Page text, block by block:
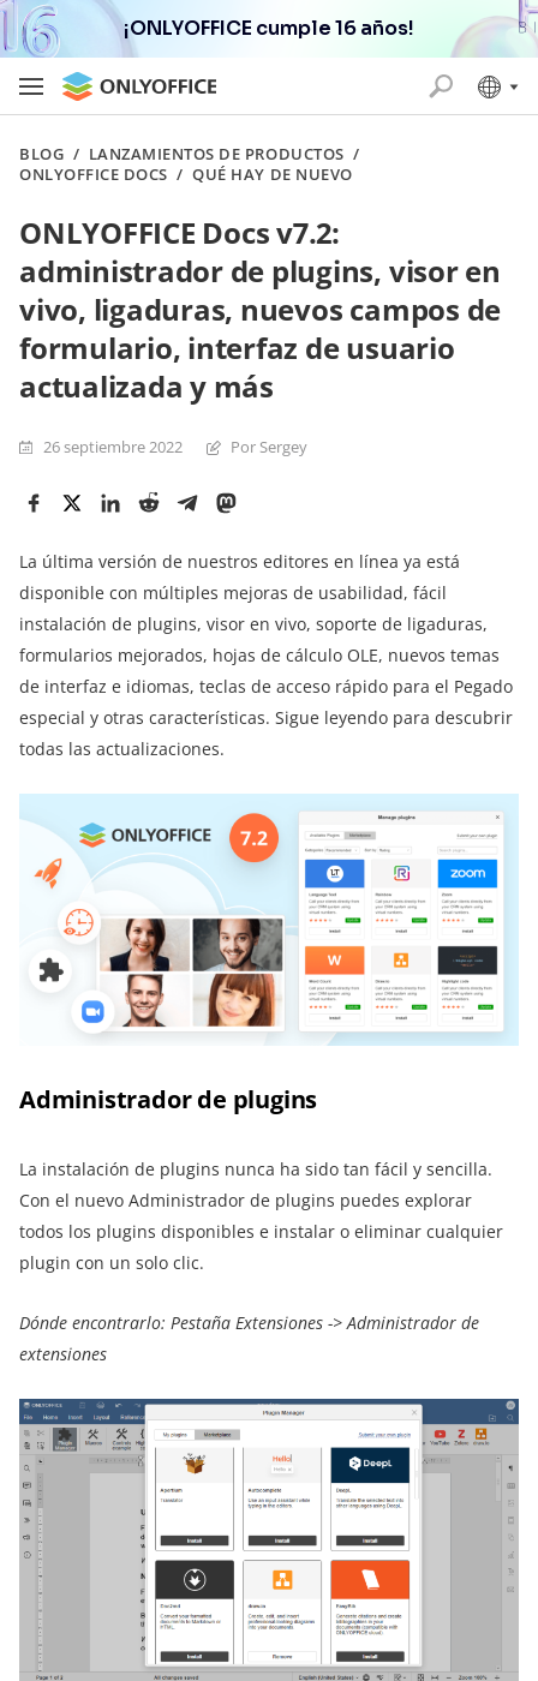
¡ONLYOFFICE cumple 16 años!
BLOG / LANZAMIENTOS DE PRODUCTOS /
ONLYOFFICE DOCS /QUÉ HAY DE NUEVO
ONLYOFFICE Docs v7.2:
administrador de plugins, visor en
vivo, ligaduras, nuevos campos de
formulario, interfaz de usuario
actualizada y más
26 septiembre 2022 Por Sergey
La última versión de nuestros editores en línea ya está
disponible con múltiples mejoras de usabilidad, fácil
instalación de plugins, visor en vivo, soporte de ligaduras,
formularios mejorados, hojas de cálculo OLE, nuevos temas
de interfaz e idiomas, teclas de acceso rápido para el Pegado
especial y otras características. Sigue leyendo para descubrir
todas las actualizaciones.
Administrador de plugins
La instalación de plugins nunca ha sido tan fácil y sencilla.
Con el nuevo Administrador de plugins puedes explorar
todos los plugins disponibles e instalar o eliminar cualquier
plugin con un solo clic.
Dónde encontrarlo: Pestaña Extensiones -> Administrador de
extensiones